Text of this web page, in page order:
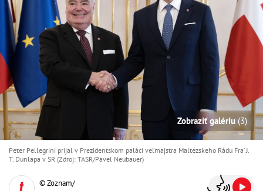
Zobraziť galériu (3)
Peter Pellegrini prijal v Prezidentskom paláci veľmajstra Maltézskeho Rádu Fra’ J.
T. Dunlapa v SR (Zdroj: TASR/Pavel Neubauer)
© Zoznam/